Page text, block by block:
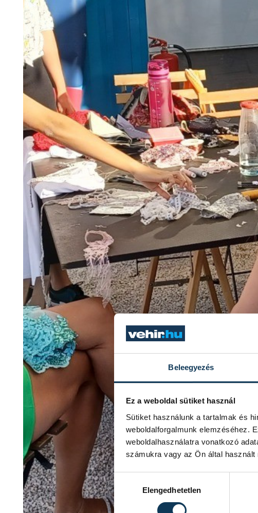
Beleegyezés
Ez a weboldal sütiket használ
Sütiket használunk a tartalmak és
weboldalforgalmunk elemzéséhez.
weboldalhasználatra vonatkozó
számukra vagy az Ön által
Hozzájárulás kiválasztása
Elengedhetetlen